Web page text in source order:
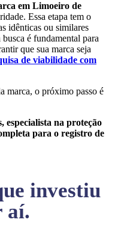
em Limoeiro de
Essa etapa tem o
idênticas ou similares
é fundamental para
que sua marca seja
de viabilidade com
marca, o próximo passo é
especialista na proteção
para o registro de
investiu
aí.